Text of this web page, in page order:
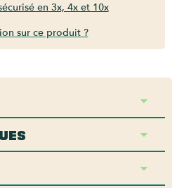
en 3x, 4x et 10x
sur ce produit ?